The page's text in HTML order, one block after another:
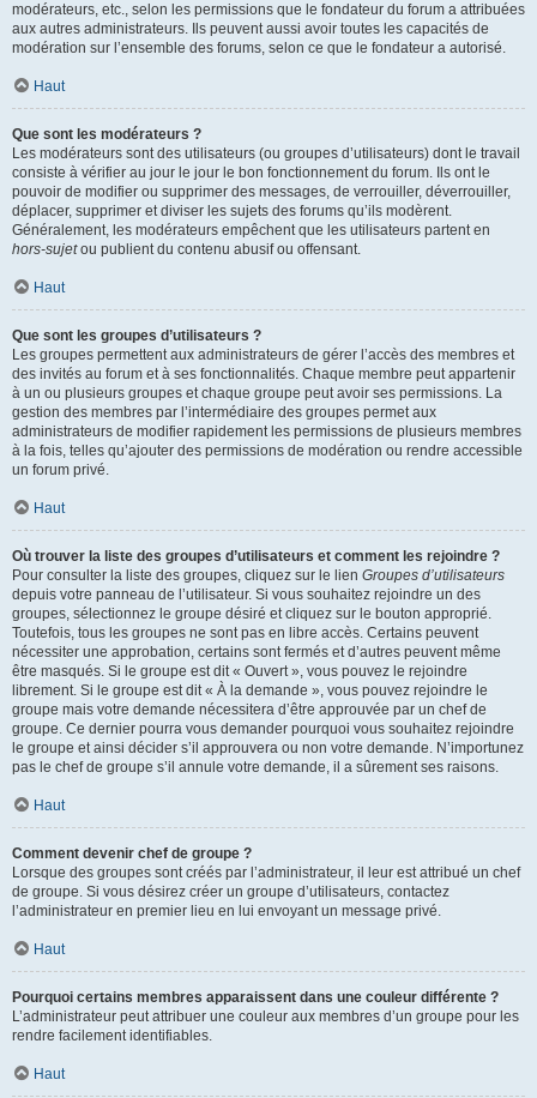
modérateurs, etc., selon les permissions que le fondateur du forum a attribuées
aux autres administrateurs. Ils peuvent aussi avoir toutes les capacités de
modération sur l’ensemble des forums, selon ce que le fondateur a autorisé.
Haut
Que sont les modérateurs ?
Les modérateurs sont des utilisateurs (ou groupes d’utilisateurs) dont le travail
consiste à vérifier au jour le jour le bon fonctionnement du forum. Ils ont le
pouvoir de modifier ou supprimer des messages, de verrouiller, déverrouiller,
déplacer, supprimer et diviser les sujets des forums qu’ils modèrent.
Généralement, les modérateurs empêchent que les utilisateurs partent en
hors-sujetou publient du contenu abusif ou offensant.
Haut
Que sont les groupes d’utilisateurs ?
Les groupes permettent aux administrateurs de gérer l’accès des membres et
des invités au forum et à ses fonctionnalités. Chaque membre peut appartenir
à un ou plusieurs groupes et chaque groupe peut avoir ses permissions. La
gestion des membres par l’intermédiaire des groupes permet aux
administrateurs de modifier rapidement les permissions de plusieurs membres
à la fois, telles qu’ajouter des permissions de modération ou rendre accessible
un forum privé.
Haut
Où trouver la liste des groupes d’utilisateurs et comment les rejoindre ?
Pour consulter la liste des groupes, cliquez sur le lien Groupes d’utilisateurs
depuis votre panneau de l’utilisateur. Si vous souhaitez rejoindre un des
groupes, sélectionnez le groupe désiré et cliquez sur le bouton approprié.
Toutefois, tous les groupes ne sont pas en libre accès. Certains peuvent
nécessiter une approbation, certains sont fermés et d’autres peuvent même
être masqués. Si le groupe est dit « Ouvert », vous pouvez le rejoindre
librement. Si le groupe est dit « À la demande », vous pouvez rejoindre le
groupe mais votre demande nécessitera d’être approuvée par un chef de
groupe. Ce dernier pourra vous demander pourquoi vous souhaitez rejoindre
le groupe et ainsi décider s’il approuvera ou non votre demande. N’importunez
pas le chef de groupe s’il annule votre demande, il a sûrement ses raisons.
Haut
Comment devenir chef de groupe ?
Lorsque des groupes sont créés par l’administrateur, il leur est attribué un chef
de groupe. Si vous désirez créer un groupe d’utilisateurs, contactez
l’administrateur en premier lieu en lui envoyant un message privé.
Haut
Pourquoi certains membres apparaissent dans une couleur différente ?
L’administrateur peut attribuer une couleur aux membres d’un groupe pour les
rendre facilement identifiables.
Haut